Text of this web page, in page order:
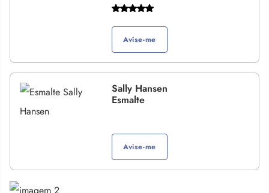
Avise-me
Sally Hansen
Esmalte
Avise-me